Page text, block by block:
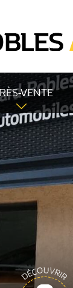
VENTE